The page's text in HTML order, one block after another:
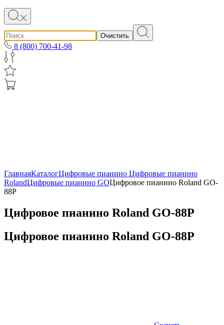
Очистить
8 (800) 700-41-98
ГлавнаяКаталогЦифровые пианино Цифровые пианино
RolandЦифровые пианино GOЦифровое пианино Roland GO-
88P
Цифровое пианино Roland GO-88P
Цифровое пианино Roland GO-88P